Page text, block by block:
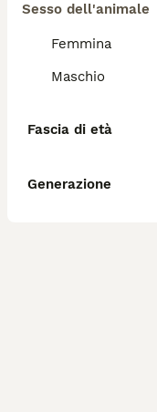
Sesso dell'animale
Femmina
Maschio
Fascia di età
Generazione